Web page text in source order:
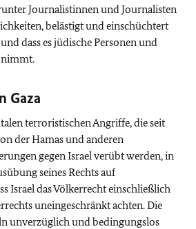
Journalistinnen und Journalisten
belästigt und einschüchtert
dass es jüdische Personen und
nimmt.
Gaza
terroristischen Angriffe, die seit
der Hamas und anderen
gegen Israel verübt werden, in
seines Rechts auf
Israel das Völkerrecht einschließlich
uneingeschränkt achten. Die
unverzüglich und bedingungslos